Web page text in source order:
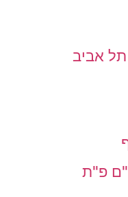
תל אביב
פ"ת